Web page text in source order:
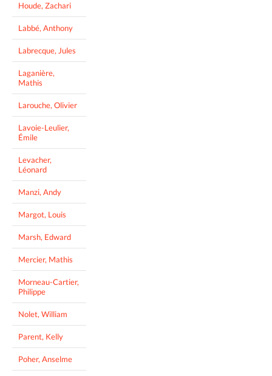
Houde, Zachari
Labbé, Anthony
Labrecque, Jules
Laganière,
Mathis
Larouche, Olivier
Lavoie-Leulier,
Émile
Levacher,
Léonard
Manzi, Andy
Margot, Louis
Marsh, Edward
Mercier, Mathis
Morneau-Cartier,
Philippe
Nolet, William
Parent, Kelly
Poher, Anselme